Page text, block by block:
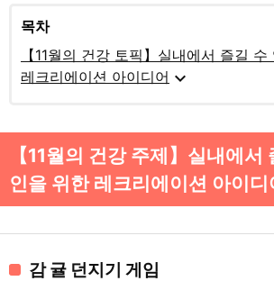
목차
【11월의 건강 토픽】실내에서 즐길
레크리에이션 아이디어 expand_more
【11월의 건강 주제】실내에서
인을 위한 레크리에이션 아이
감 귤 던지기 게임